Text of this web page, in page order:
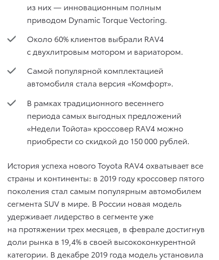
из них — инновационным полным
приводом Dynamic Torque Vectoring.
Около 60% клиентов выбрали RAV4
с двухлитровым мотором и вариатором.
Самой популярной комплектацией
автомобиля стала версия «Комфорт».
В рамках традиционного весеннего
периода самых выгодных предложений
«Недели Тойота» кроссовер RAV4 можно
приобрести со скидкой до 150 000 рублей.
История успеха нового Toyota RAV4 охватывает все
страны и континенты: в 2019 году кроссовер пятого
поколения стал самым популярным автомобилем
сегмента SUV в мире. В России новая модель
удерживает лидерство в сегменте уже
на протяжении трех месяцев, в феврале достигнув
доли рынка в 19,4% в своей высококонкурентной
категории. В декабре 2019 года модель установила